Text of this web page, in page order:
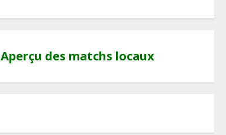
Aperçu des matchs locaux